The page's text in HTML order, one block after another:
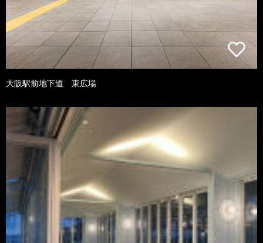
大阪駅前地下道 東広場